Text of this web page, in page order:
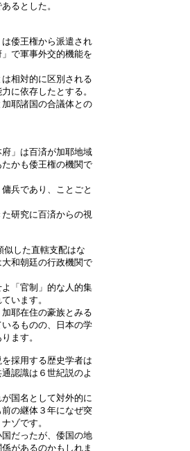
るとした。
倭王権から派遣され
で軍事外交的機能を
相対的に区別される
に依存したとする。
耶諸国の合議体との
」は百済が加耶地域
かも倭王権の機関で
兵であり、ことごと
研究に百済からの視
した直轄支配はな
和朝廷の行政機関で
「官制」的な人的集
います。
耶在住の豪族とみる
るものの、日本の学
ます。
採用する歴史学者は
認識は６世紀説のよ
国名として対外的に
の継体３年になぜ突
ゾです。
だったが、倭国の地
があるのかもしれま